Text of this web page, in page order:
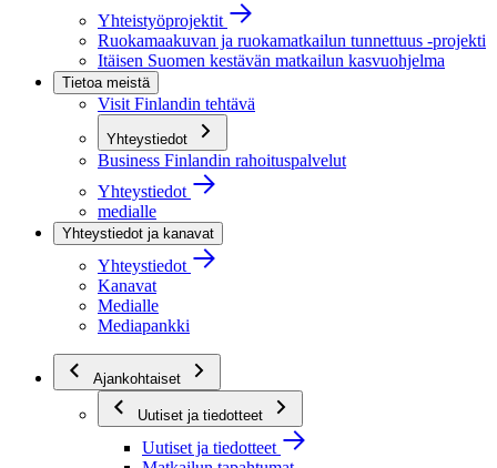
Yhteistyöprojektit
Ruokamaakuvan ja ruokamatkailun tunnettuus -projekti
Itäisen Suomen kestävän matkailun kasvuohjelma
Tietoa meistä
Visit Finlandin tehtävä
Yhteystiedot
Business Finlandin rahoituspalvelut
Yhteystiedot
medialle
Yhteystiedot ja kanavat
Yhteystiedot
Kanavat
Medialle
Mediapankki
Ajankohtaiset
Uutiset ja tiedotteet
Uutiset ja tiedotteet